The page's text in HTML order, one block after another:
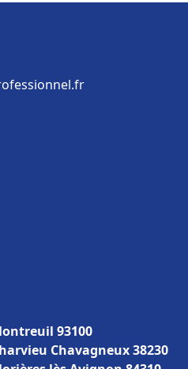
93100
Chavagneux 38230